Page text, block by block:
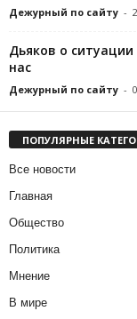
Дежурный по сайту -
Дьяков о
нас
Дежурный по сайту -
ПОПУЛЯРНЫЕ
Все новости
Главная
Общество
Политика
Мнение
В мире